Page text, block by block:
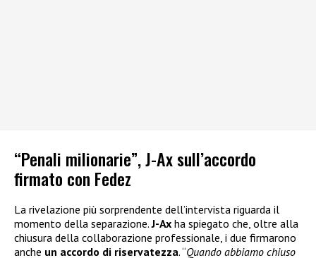
“Penali milionarie”, J-Ax sull’accordo
firmato con Fedez
La rivelazione più sorprendente dell’intervista riguarda il
momento della separazione.J-Ax ha spiegato che, oltre alla
chiusura della collaborazione professionale, i due firmarono
anche un accordo di riservatezza. “Quando abbiamo chiuso